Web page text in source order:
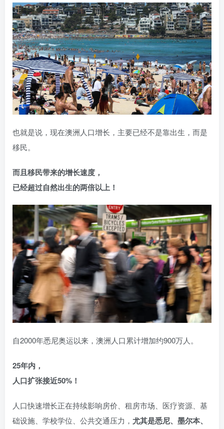
也就是说，现在澳洲人口增长，主要已经不是靠出生，而是
移民。
而且移民带来的增长速度，
已经超过自然出生的两倍以上！
自2000年悉尼奥运以来，澳洲人口累计增加约900万人。
25年内，
人口扩张接近50%！
人口快速增长正在持续影响房价、租房市场、医疗资源、基
础设施、学校学位、公共交通压力， 尤其是悉尼、墨尔本、